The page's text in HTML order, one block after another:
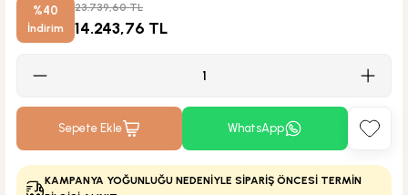
%40
İndirim
23.739,60 TL
14.243,76 TL
Sepete Ekle WhatsApp
KAMPANYA YOĞUNLUĞU NEDENİYLE SİPARİŞ ÖNCESİ TERMİN